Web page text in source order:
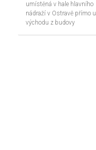
umístěná v hale hlavního
nádraží v Ostravě přímo u
východu z budovy